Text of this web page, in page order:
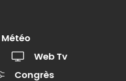
Météo
Web Tv
Congrès